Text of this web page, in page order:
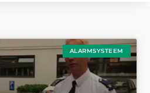
ALARMSYSTEEM